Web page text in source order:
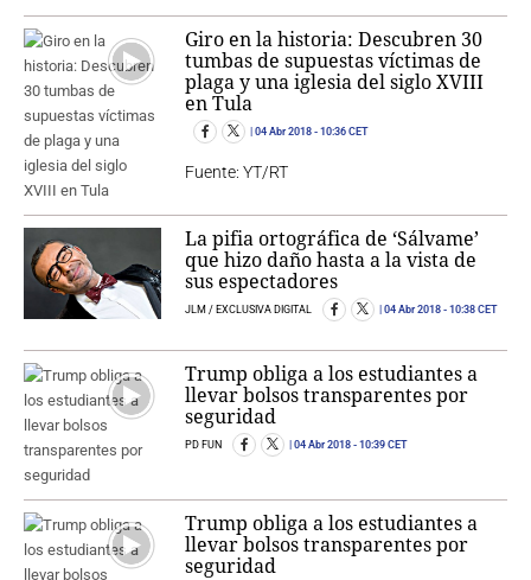
Giro en la historia: Descubren 30
tumbas de supuestas víctimas de
plaga y una iglesia del siglo XVIII
en Tula
04 Abr 2018 - 10:36 CET
Fuente: YT/RT
La pifia ortográfica de ‘Sálvame’
que hizo daño hasta a la vista de
sus espectadores
JLM / EXCLUSIVA DIGITAL 04 Abr 2018 - 10:38 CET
Trump obliga a los estudiantes a
llevar bolsos transparentes por
seguridad
PD FUN 04 Abr 2018 - 10:39 CET
Trump obliga a los estudiantes a
llevar bolsos transparentes por
seguridad